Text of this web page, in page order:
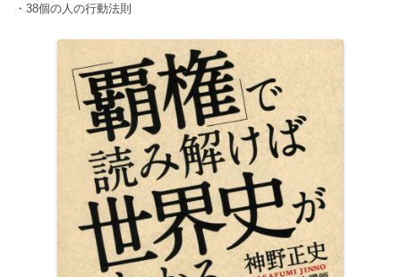
・38個の人の行動法則